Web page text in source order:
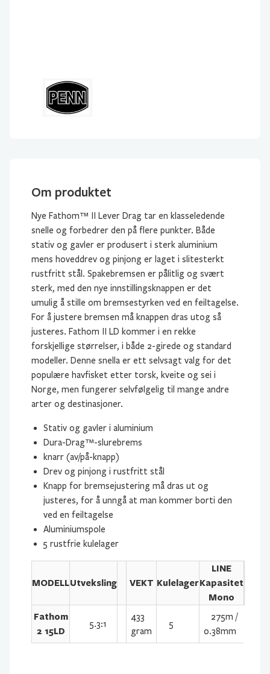
Om produktet
Nye Fathom™ II Lever Drag tar en klasseledende
snelle og forbedrer den på flere punkter. Både
stativ og gavler er produsert i sterk aluminium
mens hoveddrev og pinjong er laget i slitesterkt
rustfritt stål. Spakebremsen er pålitlig og svært
sterk, med den nye innstillingsknappen er det
umulig å stille om bremsestyrken ved en feiltagelse.
For å justere bremsen må knappen dras utog så
justeres. Fathom II LD kommer i en rekke
forskjellige størrelser, i både 2-girede og standard
modeller. Denne snella er ett selvsagt valg for det
populære havfisket etter torsk, kveite og sei i
Norge, men fungerer selvfølgelig til mange andre
arter og destinasjoner.
Stativ og gavler i aluminium
Dura-Drag™-slurebrems
knarr (av/på-knapp)
Drev og pinjong i rustfritt stål
Knapp for bremsejustering må dras ut og
justeres, for å unngå at man kommer borti den
ved en feiltagelse
Aluminiumspole
5 rustfrie kulelager
MODELLUtveksling VEKT Kulelager
LINE
Kapasitet
Mono
Fathom
2 15LD
5.3:1
433
gram
5
275m /
0.38mm